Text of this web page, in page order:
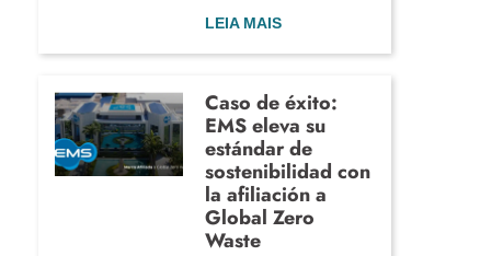
LEIA MAIS
Caso de éxito:
EMS eleva su
estándar de
sostenibilidad con
la afiliación a
Global Zero
Waste